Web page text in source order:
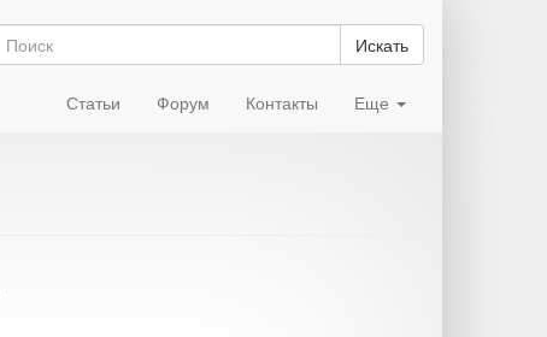
Искать
Статьи Форум Контакты Еще